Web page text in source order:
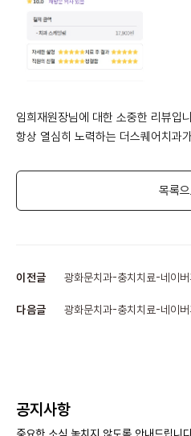
임희재원장님에 대한 소중한 리뷰입
항상 열심히 노력하는 더스퀘어치과
목록
이전글 광화문치과-충치치료-네이
다음글 광화문치과-충치치료-네이
공지사항
중요한 소식 놓치지 않도록 안내드립니